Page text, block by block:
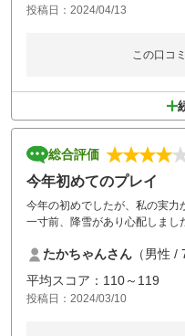
投稿日：2024/04/13
この口コ
総合評価
今年初めてのプレイ
今年の初めでしたが、私の実力
一寸前、降雪があり心配しまし
たかちゃんさん （男性 /
平均スコア：110～119
投稿日：2024/03/10